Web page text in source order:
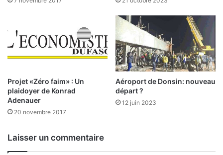
l
é
h
i
t
,
S
o
Projet «Zéro faim» : Un
plaidoyer de Konrad
Adenauer
20 novembre 2017
Aéroport de Donsin: nouveau
départ ?
12 juin 2023
Laisser un commentaire